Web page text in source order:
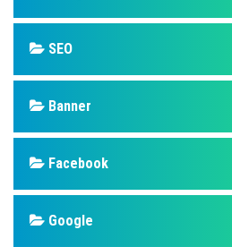
SEO
Banner
Facebook
Google